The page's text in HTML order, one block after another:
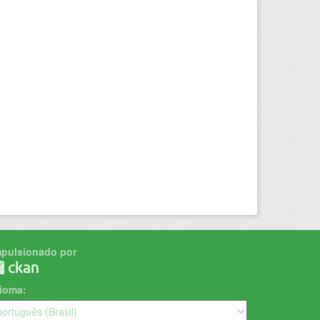
por